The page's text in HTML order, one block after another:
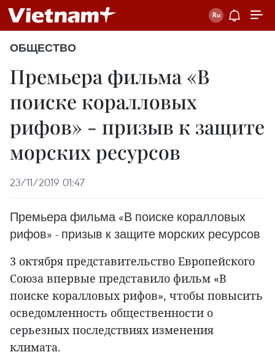
ОБЩЕСТВО
Премьера фильма «В
поиске коралловых
рифов» - призыв к защите
морских ресурсов
23/11/2019 01:47
Премьера фильма «В поиске коралловых
рифов» - призыв к защите морских ресурсов
3 октября представительство Европейского
Союза впервые представило фильм «В
поиске коралловых рифов», чтобы повысить
осведомленность общественности о
серьезных последствиях изменения
климата.